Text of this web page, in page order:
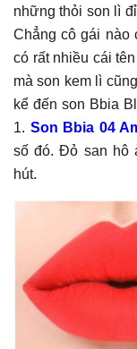
những thỏi son lì
Chẳng cô gái nào
có rất nhiều cái
mà son kem lì
kể đến son Bbia
1. Son Bbia 04
số đó. Đỏ san hô
hút.